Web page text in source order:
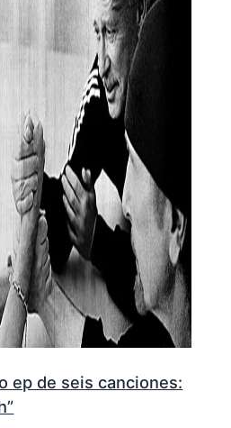
ep de seis canciones: